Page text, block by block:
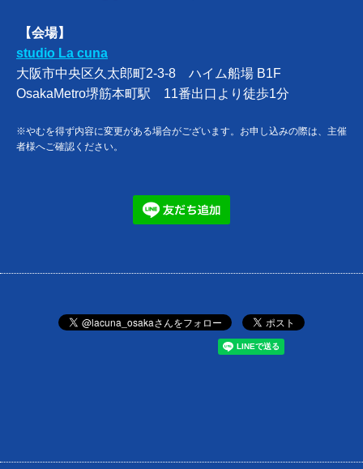
【会場】
studio La cuna
大阪市中央区久太郎町2-3-8 ハイム船場 B1F
OsakaMetro堺筋本町駅 11番出口より徒歩1分
※やむを得ず内容に変更がある場合がございます。お申し込みの際は、主催
者様へご確認ください。